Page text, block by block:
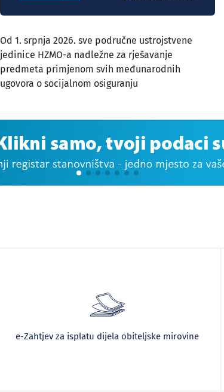
Od 1. srpnja 2026. sve područne ustrojstvene
jedinice HZMO-a nadležne za rješavanje
predmeta primjenom svih međunarodnih
ugovora o socijalnom osiguranju
e-Zahtjev za isplatu dijela obiteljske mirovine